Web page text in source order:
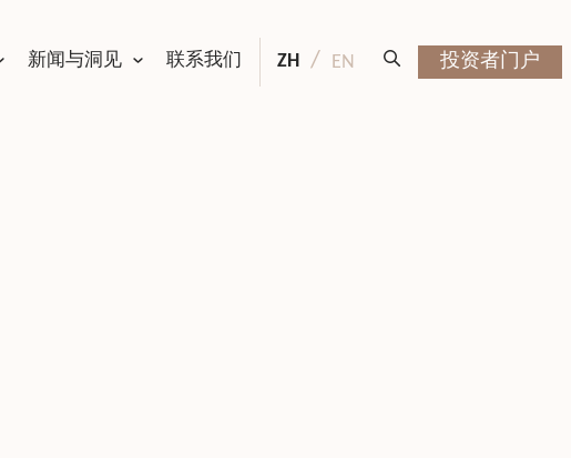
新闻与洞见 联系我们 ZH EN 投资者门户